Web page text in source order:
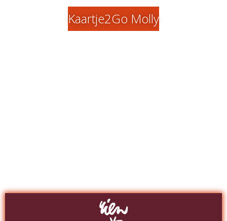
Kaartje2Go Molly